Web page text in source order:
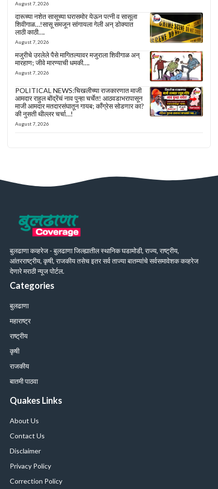
August 7, 2026
दारूच्या नशेत सासूच्या घरासमोर येऊन पत्नी व सासूला
शिवीगाळ…!सासू समजून सांगायला गेली अन् डोक्यात
लाठी काठी….
August 7, 2026
मजुरीचे उरलेले पैसे मागितल्यावर मजुराला शिवीगाळ अन्
मारहाण; जीवे मारण्याची धमकी….
August 7, 2026
POLITICAL NEWS:चिखलीच्या राजकारणात माजी
आमदार राहुल बोंद्रेंचं नाव पुन्हा चर्चेत! आठवडाभरापासून
माजी आमदार मतदारसंघातून गायब; काँग्रेस सोडणार का?
की नुसती थील्लर चर्चा…!
August 7, 2026
बुलढाणा कव्हरेज - बुलढाणा जिल्ह्यातील स्थानिक घडामोडी, राज्य, राष्ट्रीय,
आंतरराष्ट्रीय, कृषी, राजकीय तसेच इतर सर्व ताज्या बातम्यांचे सर्वसमावेशक कव्हरेज
देणारे मराठी न्यूज पोर्टल.
Categories
बुलढाणा
महाराष्ट्र
राष्ट्रीय
कृषी
राजकीय
बातमी पाठवा
Quakes Links
About Us
Contact Us
Disclaimer
Privacy Policy
Correction Policy